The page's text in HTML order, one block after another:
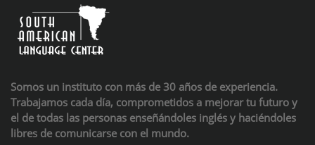
Somos un instituto con más de 30 años de experiencia.
Trabajamos cada día, comprometidos a mejorar tu futuro y
el de todas las personas enseñándoles inglés y haciéndoles
libres de comunicarse con el mundo.